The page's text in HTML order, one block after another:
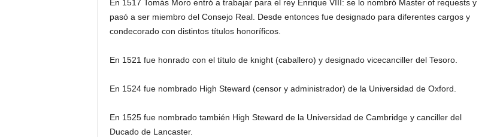
En 1517 Tomás Moro entró a trabajar para el rey Enrique VIII: se lo nombró Master of requests y
pasó a ser miembro del Consejo Real. Desde entonces fue designado para diferentes cargos y
condecorado con distintos títulos honoríficos.
En 1521 fue honrado con el título de knight (caballero) y designado vicecanciller del Tesoro.
En 1524 fue nombrado High Steward (censor y administrador) de la Universidad de Oxford.
En 1525 fue nombrado también High Steward de la Universidad de Cambridge y canciller del
Ducado de Lancaster.